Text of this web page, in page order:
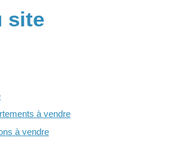
site
à vendre
à vendre